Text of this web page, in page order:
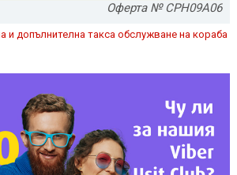
Оферта № CPH09A06
и допълнителна такса обслужване на кораба